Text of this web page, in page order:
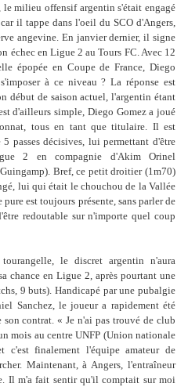
milieu offensif argentin s'était engagé
il tappe dans l'oeil du SCO d'Angers,
angevine. En janvier dernier, il signe
échec en Ligue 2 au Tours FC. Avec 12
épopée en Coupe de France, Diego
à ce niveau ? La réponse est
début de saison actuel, l'argentin étant
d'ailleurs simple, Diego Gomez a joué
tous en tant que titulaire. Il est
passes décisives, lui permettant d'être
2 en compagnie d'Akim Orinel
Bref, ce petit droitier (1m70)
lui qui était le chouchou de la Vallée
est toujours présente, sans parler de
redoutable sur n'importe quel coup
le discret argentin n'aura
chance en Ligue 2, après pourtant une
9 buts). Handicapé par une pubalgie
Sanchez, le joueur a rapidement été
contrat. « Je n'ai pas trouvé de club
mois au centre UNFP (Union nationale
c'est finalement l'équipe amateur de
Maintenant, à Angers, l'entraîneur
Il m'a fait sentir qu'il comptait sur moi